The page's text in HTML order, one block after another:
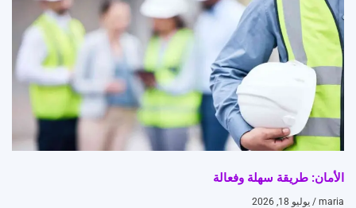
الأمان: طريقة سهلة وفعالة
maria
يوليو 18, 2026